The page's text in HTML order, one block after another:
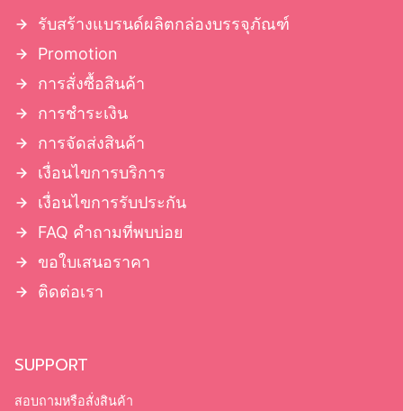
รับสร้างแบรนด์ผลิตกล่องบรรจุภัณฑ์
Promotion
การสั่งซื้อสินค้า
การชำระเงิน
การจัดส่งสินค้า
เงื่อนไขการบริการ
เงื่อนไขการรับประกัน
FAQ คำถามที่พบบ่อย
ขอใบเสนอราคา
ติดต่อเรา
SUPPORT
สอบถามหรือสั่งสินค้า